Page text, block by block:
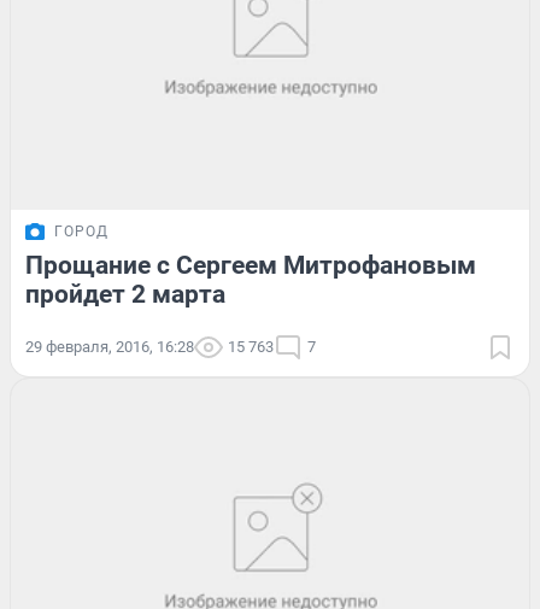
ГОРОД
Прощание с Сергеем Митрофановым
пройдет 2 марта
29 февраля, 2016, 16:28 15 763 7